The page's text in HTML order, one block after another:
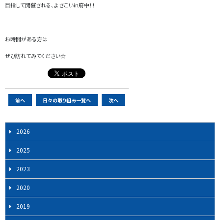
目指して開催される、よさこいin府中！！
お時間がある方は
ぜひ訪れてみてください☆
ー
ジ
ナ
ビ
ゲ
ー
シ
ョ
ン
前へ 日々の取り組み一覧へ 次へ
2026
2025
2023
2020
2019